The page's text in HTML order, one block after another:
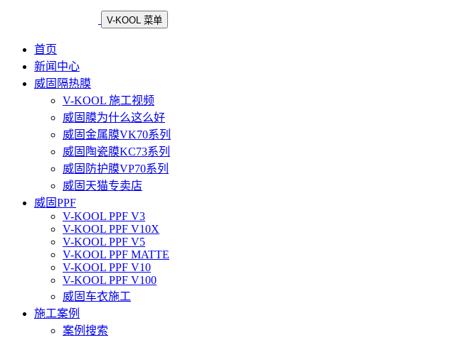
V-KOOL 菜单
首页
新闻中心
威固隔热膜
V-KOOL 施工视频
威固膜为什么这么好
威固金属膜VK70系列
威固陶瓷膜KC73系列
威固防护膜VP70系列
威固天猫专卖店
威固PPF
V-KOOL PPF V3
V-KOOL PPF V10X
V-KOOL PPF V5
V-KOOL PPF MATTE
V-KOOL PPF V10
V-KOOL PPF V100
威固车衣施工
施工案例
案例搜索